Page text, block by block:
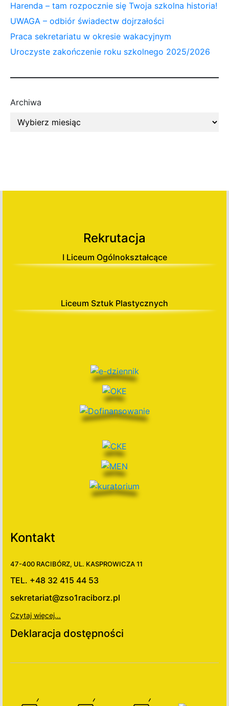
Harenda – tam rozpocznie się Twoja szkolna historia!
UWAGA – odbiór świadectw dojrzałości
Praca sekretariatu w okresie wakacyjnym
Uroczyste zakończenie roku szkolnego 2025/2026
Archiwa
Rekrutacja
I Liceum Ogólnokształcące
Liceum Sztuk Plastycznych
Kontakt
47-400 RACIBÓRZ, UL. KASPROWICZA 11
TEL. +48 32 415 44 53
sekretariat@zso1raciborz.pl
Czytaj więcej...
Deklaracja dostępności